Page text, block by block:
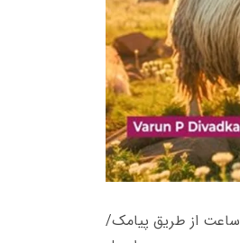
زمان تحویل کتاب های 600 هزار تومانی دانلود فوری از حساب کاربری می باشد، و زمان تحویل لینک دانلود کتاب های 500 هزار تومانی حداکثر 12 ساعت از طریق پیامک/